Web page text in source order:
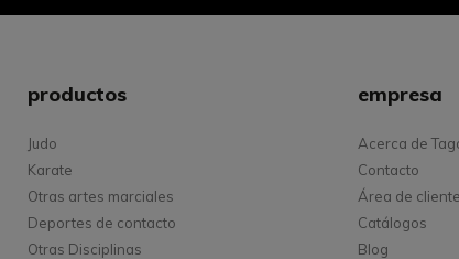
productos
Judo
Karate
Otras artes marciales
Deportes de contacto
Otras Disciplinas
empresa
Acerca de
Contacto
Área de
Catálogos
Blog